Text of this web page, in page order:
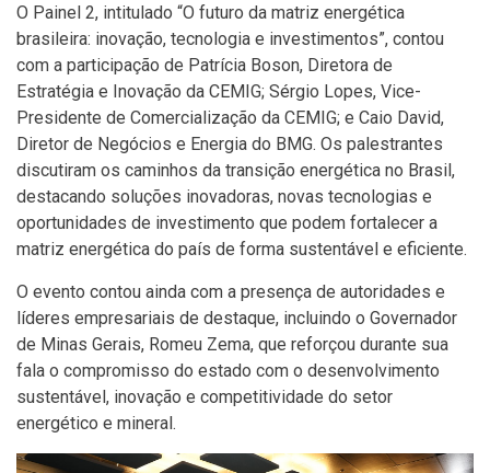
O Painel 2, intitulado “O futuro da matriz energética
brasileira: inovação, tecnologia e investimentos”, contou
com a participação de Patrícia Boson, Diretora de
Estratégia e Inovação da CEMIG; Sérgio Lopes, Vice-
Presidente de Comercialização da CEMIG; e Caio David,
Diretor de Negócios e Energia do BMG. Os palestrantes
discutiram os caminhos da transição energética no Brasil,
destacando soluções inovadoras, novas tecnologias e
oportunidades de investimento que podem fortalecer a
matriz energética do país de forma sustentável e eficiente.
O evento contou ainda com a presença de autoridades e
líderes empresariais de destaque, incluindo o Governador
de Minas Gerais, Romeu Zema, que reforçou durante sua
fala o compromisso do estado com o desenvolvimento
sustentável, inovação e competitividade do setor
energético e mineral.